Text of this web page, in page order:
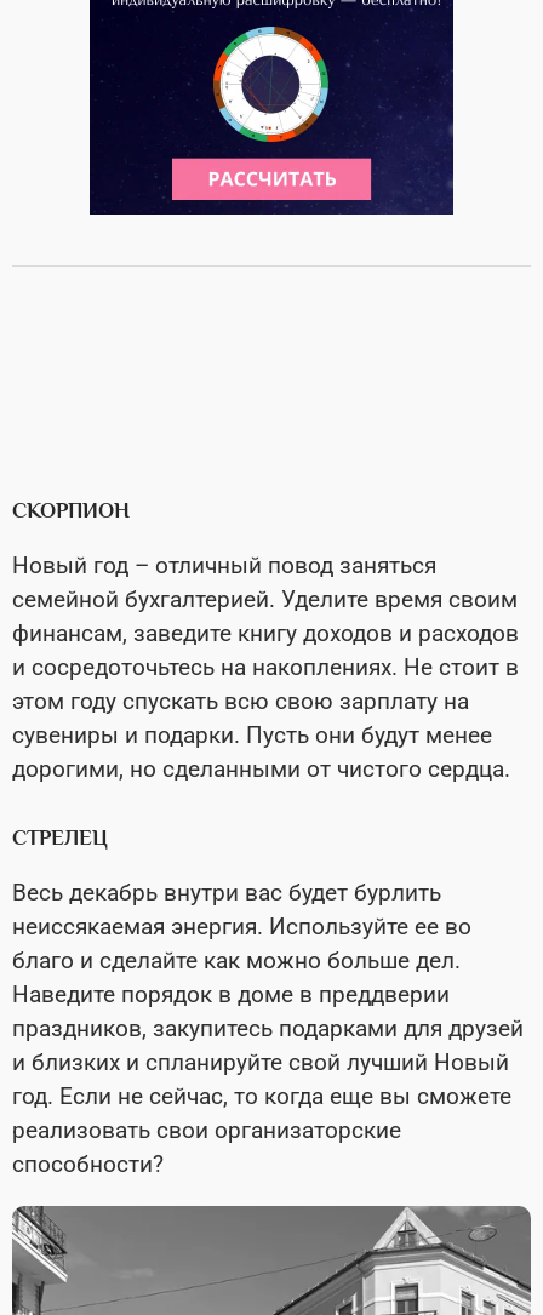
СКОРПИОН
Новый год – отличный повод заняться
семейной бухгалтерией. Уделите время своим
финансам, заведите книгу доходов и расходов
и сосредоточьтесь на накоплениях. Не стоит в
этом году спускать всю свою зарплату на
сувениры и подарки. Пусть они будут менее
дорогими, но сделанными от чистого сердца.
СТРЕЛЕЦ
Весь декабрь внутри вас будет бурлить
неиссякаемая энергия. Используйте ее во
благо и сделайте как можно больше дел.
Наведите порядок в доме в преддверии
праздников, закупитесь подарками для друзей
и близких и спланируйте свой лучший Новый
год. Если не сейчас, то когда еще вы сможете
реализовать свои организаторские
способности?